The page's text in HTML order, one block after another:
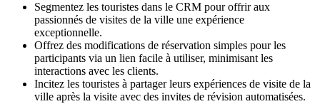
Segmentez les touristes dans le CRM pour offrir aux
passionnés de visites de la ville une expérience
exceptionnelle.
Offrez des modifications de réservation simples pour les
participants via un lien facile à utiliser, minimisant les
interactions avec les clients.
Incitez les touristes à partager leurs expériences de visite de la
ville après la visite avec des invites de révision automatisées.